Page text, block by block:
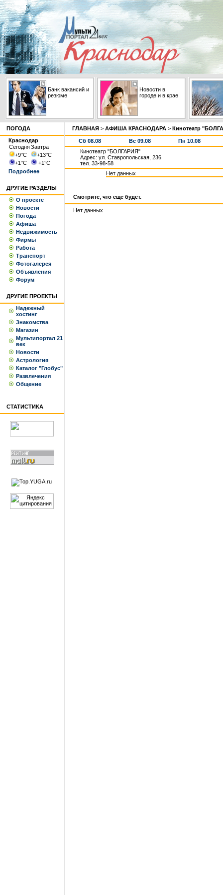
Банк вакансий и
резюме
Новости в
городе и в крае
ПОГОДА
Краснодар
СегодняЗавтра
+9°С +13°С
+1°С +1°С
Подробнее
ДРУГИЕ РАЗДЕЛЫ
О проекте
Новости
Погода
Афиша
Недвижимость
Фирмы
Работа
Транспорт
Фотогалерея
Объявления
Форум
ДРУГИЕ ПРОЕКТЫ
Надежный
хостинг
Знакомства
Магазин
Мультипортал 21
век
Новости
Астрология
Каталог "Глобус"
Развлечения
Общение
СТАТИСТИКА
ГЛАВНАЯ > АФИША КРАСНОДАРА > Кинотеатр
Сб 08.08 Вс 09.08
Пн 10.08
Кинотеатр "БОЛГАРИЯ"
Адрес: ул. Ставропольская, 236
тел. 33-98-58
Нет данных
Смотрите, что еще будет.
Нет данных